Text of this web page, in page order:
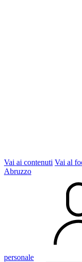
Vai ai contenuti Vai al
Abruzzo
personale